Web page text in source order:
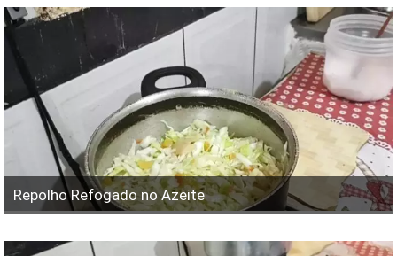
Repolho Refogado no Azeite